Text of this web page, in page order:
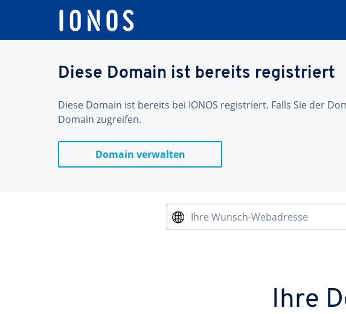
Diese Domain ist bereits registriert
Diese Domain ist bereits bei IONOS registriert. Falls Sie der
Domain zugreifen.
Domain verwalten
Ihre Wunsch-Webadresse
Ihre